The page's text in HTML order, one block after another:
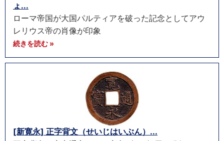
ょ...
ローマ帝国が大国パルティアを破った記念としてアウ
レリウス帝の肖像が印象
続きを読む »
[新寛永] 正字背文（せいじはいぶん）...